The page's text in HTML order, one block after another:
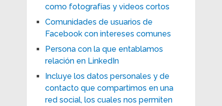
como fotografías y videos cortos
Comunidades de usuarios de
Facebook con intereses comunes
Persona con la que entablamos
relación en LinkedIn
Incluye los datos personales y de
contacto que compartimos en una
red social, los cuales nos permiten